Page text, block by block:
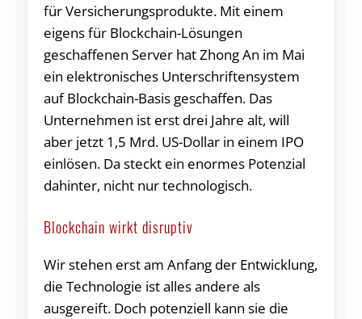
für Versicherungsprodukte. Mit einem
eigens für Blockchain-Lösungen
geschaffenen Server hat Zhong An im Mai
ein elektronisches Unterschriftensystem
auf Blockchain-Basis geschaffen. Das
Unternehmen ist erst drei Jahre alt, will
aber jetzt 1,5 Mrd. US-Dollar in einem IPO
einlösen. Da steckt ein enormes Potenzial
dahinter, nicht nur technologisch.
Blockchain wirkt disruptiv
Wir stehen erst am Anfang der Entwicklung,
die Technologie ist alles andere als
ausgereift. Doch potenziell kann sie die